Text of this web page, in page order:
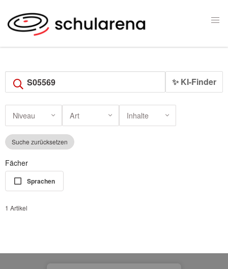
✨ KI-Finder
Niveau Art Inhalte
Suche zurücksetzen
Fächer
Sprachen
1 Artikel